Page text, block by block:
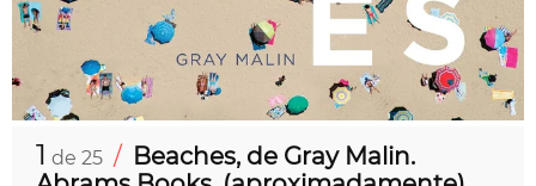
1 de 25 / Beaches, de Gray Malin.